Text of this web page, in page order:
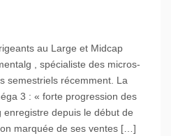
au Large et Midcap
, spécialiste des micros-
semestriels récemment. La
3 : « forte progression des
depuis le début de
marquée de ses ventes […]